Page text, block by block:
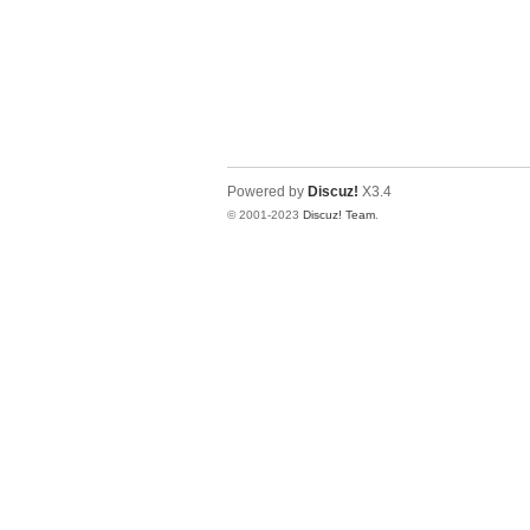
Powered by Discuz! X3.4
© 2001-2023 Discuz! Team